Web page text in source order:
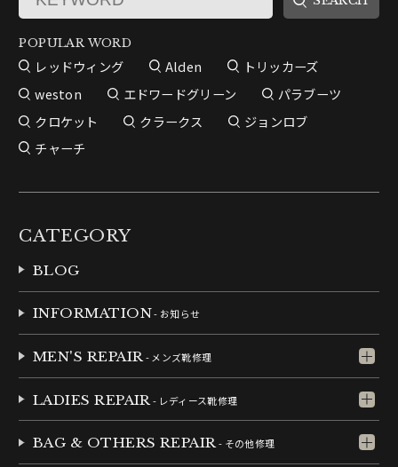
POPULAR WORD
レッドウィング Alden
トリッカーズ
weston
エドワードグリーン
パラブーツ
クロケット
クラークス
ジョンロブ
チャーチ
CATEGORY
BLOG
INFORMATION- お知らせ
MEN'S REPAIR- メンズ靴修理
LADIES REPAIR - レディース靴修理
BAG & OTHERS REPAIR- その他修理